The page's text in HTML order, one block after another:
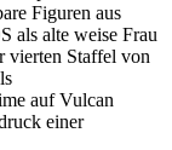
Figuren aus
als alte weise Frau
vierten Staffel von
auf Vulcan
einer